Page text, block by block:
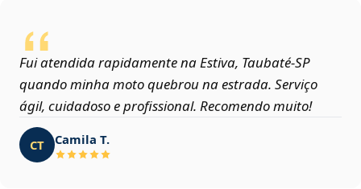
Fui atendida rapidamente na Estiva, Taubaté‑SP
quando minha moto quebrou na estrada. Serviço
ágil, cuidadoso e profissional. Recomendo muito!
CT Camila T.